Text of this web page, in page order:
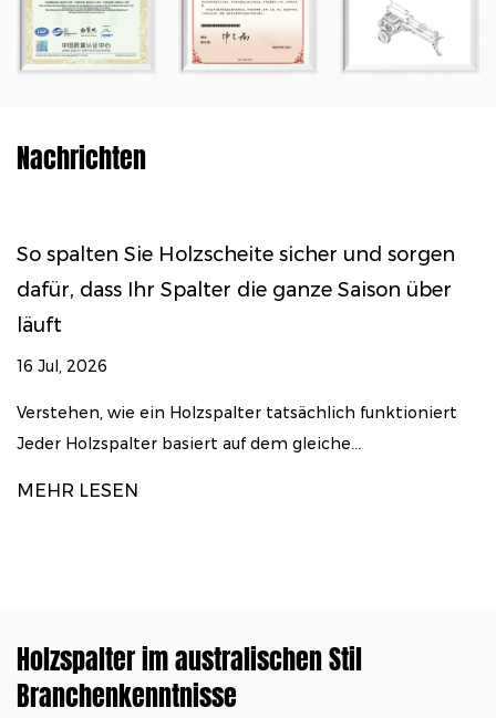
Nachrichten
Sie Holzscheite sicher und sorgen
dass Ihr Spalter die ganze Saison über
2026
wie ein Holzspalter tatsächlich funktioniert
Holzspalter basiert auf dem gleiche...
LESEN
So
auf
Holzspalter im australischen Stil
Branchenkenntnisse